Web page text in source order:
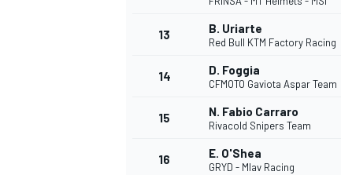
13 B. Uriarte
Red Bull KTM Factory Racing
14 D. Foggia
CFMOTO Gaviota Aspar Team
15 N. Fabio Carraro
Rivacold Snipers Team
16 E. O'Shea
GRYD - Mlav Racing